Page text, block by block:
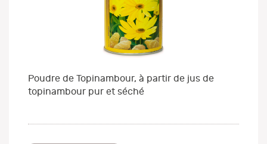
Poudre de Topinambour, à partir de jus de
topinambour pur et séché